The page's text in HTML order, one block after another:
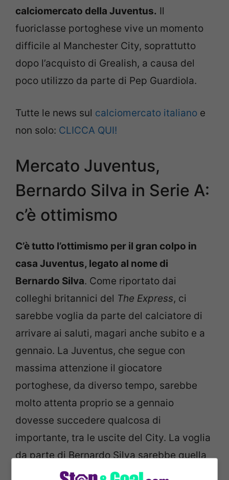
calciomercato della Juventus. Il
fuoriclasse portoghese vive un momento
difficile al Manchester City, soprattutto
dopo l’acquisto di Grealish, a causa del
poco utilizzo da parte di Pep Guardiola.
Tutte le news sul calciomercato italiano e
non solo: CLICCA QUI!
Mercato Juventus,
Bernardo Silva in Serie A:
c’è ottimismo
C’è tutto l’ottimismo per il gran colpo in
casa Juventus, legato al nome di
Bernardo Silva. Come riportato dai
colleghi britannici del The Express, ci
sarebbe voglia da parte del calciatore di
arrivare ai saluti, magari anche subito e a
gennaio. La Juventus, che segue con
massima attenzione il giocatore
portoghese, da diverso tempo, sarebbe
molto attenta proprio se a gennaio
dovesse succedere qualcosa di
importante, tra le uscite del City. La voglia
da parte di Bernardo Silva sarebbe quella
di tornare a sentirsi importante, in una